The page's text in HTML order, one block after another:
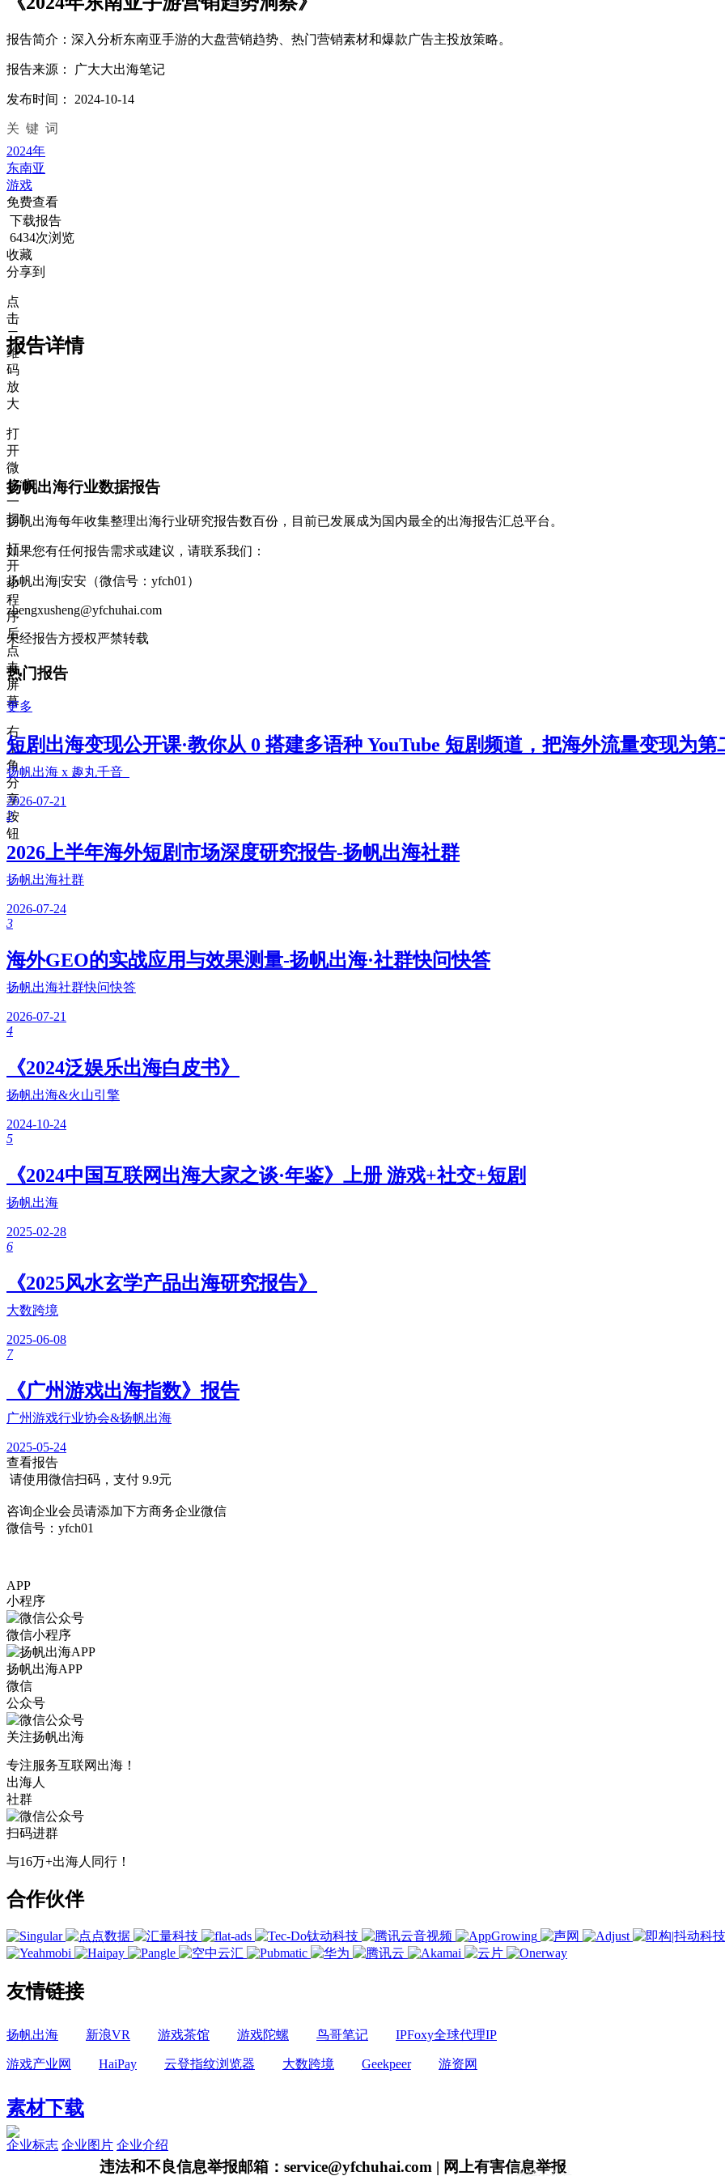
报告简介： 深入分析东南亚手游的大盘营销趋势、热门营销素材和爆款广告主投放策略。
报告来源： 广大大出海笔记
发布时间： 2024-10-14
关键词
2024年
东南亚
游戏
免费查看
下载报告
6434次浏览
收藏
分享到
点
击
二
维
码
放
大
打
开
微
信“扫
一
扫”
打
开
小
程
序
后
点
击
屏
幕
右
上
角
分
享
按
钮
报告详情
扬帆出海行业数据报告
扬帆出海每年收集整理出海行业研究报告数百份，目前已发展成为国内最全的出海报告汇总平台。
如果您有任何报告需求或建议，请联系我们：
扬帆出海|安安（微信号：yfch01）
zhengxusheng@yfchuhai.com
未经报告方授权严禁转载
热门报告
更多
短剧出海变现公开课·教你从 0 搭建多语种 YouTube 短剧频道，把海外流量变现为第
扬帆出海 x 趣丸千音
2026-07-21
2
2026上半年海外短剧市场深度研究报告-扬帆出海社群
扬帆出海社群
2026-07-24
3
海外GEO的实战应用与效果测量-扬帆出海·社群快问快答
扬帆出海社群快问快答
2026-07-21
4
《2024泛娱乐出海白皮书》
扬帆出海&火山引擎
2024-10-24
5
《2024中国互联网出海大家之谈·年鉴》上册 游戏+社交+短剧
扬帆出海
2025-02-28
6
《2025风水玄学产品出海研究报告》
大数跨境
2025-06-08
7
《广州游戏出海指数》报告
广州游戏行业协会&扬帆出海
2025-05-24
查看报告
请使用微信扫码，支付 9.9元
咨询企业会员请添加下方商务企业微信
微信号：yfch01
APP
小程序
微信小程序
扬帆出海APP
微信
公众号
关注扬帆出海
专注服务互联网出海！
出海人
社群
扫码进群
与16万+出海人同行！
合作伙伴
友情链接
扬帆出海 新浪VR 游戏茶馆 游戏陀螺 鸟哥笔记 IPFoxy全球代理IP
游戏产业网 HaiPay 云登指纹浏览器 大数跨境 Geekpeer 游资网
素材下载
企业标志 企业图片 企业介绍
违法和不良信息举报邮箱：service@yfchuhai.com | 网上有害信息举报